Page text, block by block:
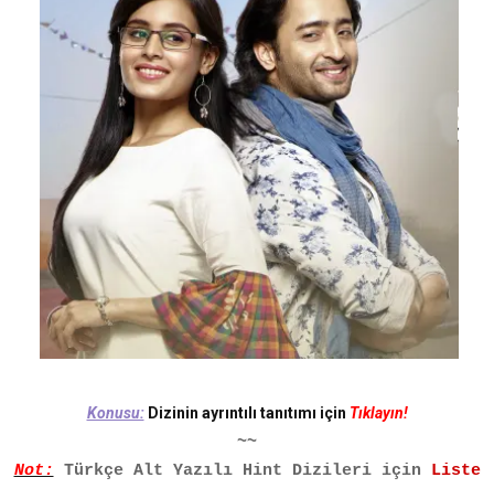
Konusu:Dizinin ayrıntılı tanıtımı için Tıklayın!
~~
Not: Türkçe Alt Yazılı Hint Dizileri için Liste